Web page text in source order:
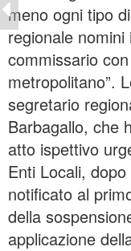
meno ogni tipo
regionale
commissario
metropolitano”.
segretario
Barbagallo, che
atto ispettivo
Enti Locali,
notificato al
della
applicazione